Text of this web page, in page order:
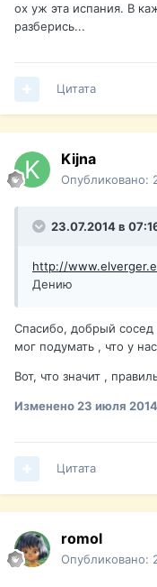
ох уж эта испания. В
разберись...
Цитата
Kijna
Опубликовано:
23.07.2014 в
http://
Дению
Спасибо, добрый сосед
мог подумать , что у
Вот, что значит ,
Изменено23 июля 2014
Цитата
romol
Опубликовано: